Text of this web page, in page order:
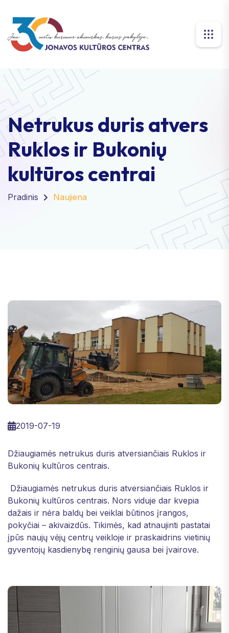
Netrukus duris atvers
Ruklos ir Bukonių
kultūros centrai
Pradinis Naujiena
2019-07-19
Džiaugiamės netrukus duris atversiančiais Ruklos ir
Bukonių kultūros centrais.
Džiaugiamės netrukus duris atversiančiais Ruklos ir
Bukonių kultūros centrais. Nors viduje dar kvepia
dažais ir nėra baldų bei veiklai būtinos įrangos,
pokyčiai – akivaizdūs. Tikimės, kad atnaujinti pastatai
įpūs naujų vėjų centrų veikloje ir praskaidrins vietinių
gyventojų kasdienybę renginių gausa bei įvairove.